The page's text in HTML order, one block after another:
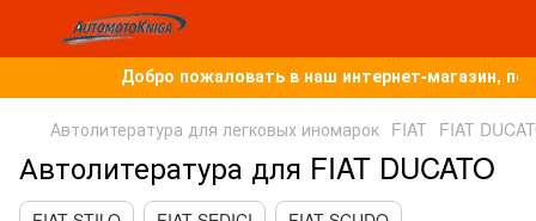
Добро пожаловать в наш интернет-магазин,
Автолитература для легковых иномарок FIAT FIAT
Автолитература для FIAT DUCATO